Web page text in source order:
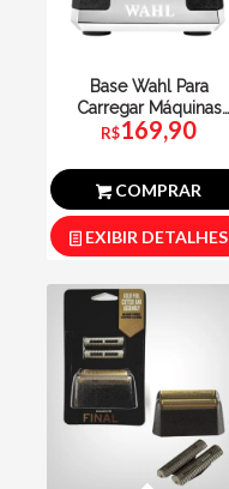
Base Wahl Para
Carregar Máquinas
de Corte Sem Fio
R$169,90
COMPRAR
EXIBIR DETALHES